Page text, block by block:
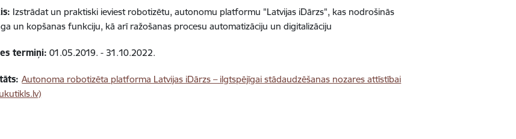
Izstrādat un praktiski ieviest robotizētu, autonomu platformu "Latvijas iDārzs", kas nodrošinās
un kopšanas funkciju, kā arī ražošanas procesu automatizāciju un digitalizāciju
termiņi: 01.05.2019. - 31.10.2022.
Autonoma robotizēta platforma Latvijas iDārzs – ilgtspējīgai stādaudzēšanas nozares attīstībai